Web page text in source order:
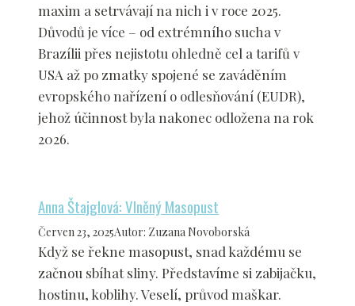
maxim a setrvávají na nich i v roce 2025.
Důvodů je více – od extrémního sucha v
Brazílii přes nejistotu ohledně cel a tarifů v
USA až po zmatky spojené se zaváděním
evropského nařízení o odlesňování (EUDR),
jehož účinnost byla nakonec odložena na rok
2026.
Anna Štajglová: Vlněný Masopust
Červen 23, 2025Autor: Zuzana Novoborská
Když se řekne masopust, snad každému se
začnou sbíhat sliny. Představíme si zabijačku,
hostinu, koblihy. Veselí, průvod maškar.